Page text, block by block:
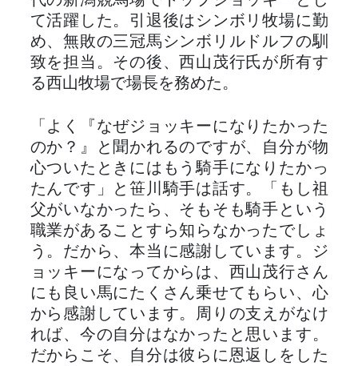
て活躍した。引退後はシンボリ牧場に勤
め、無敗の三冠馬シンボリルドルフの馴
致を担当。その後、西山茂行氏が所有す
る西山牧場で場長を務めた。
「よく『なぜジョッキーになりたかった
のか？』と聞かれるのですが、自分が物
心ついたときにはもう騎手になりたかっ
たんです」と笹川騎手は話す。「もし祖
父がいなかったら、そもそも騎手という
職業があることすら知らなかったでしょ
う。だから、本当に感謝しています。ジ
ョッキーになってからは、西山茂行さん
にも良い馬にたくさん乗せてもらい、心
から感謝しています。周りの支えがなけ
れば、今の自分はなかったと思います。
だからこそ、自分は彼らに恩返しをした